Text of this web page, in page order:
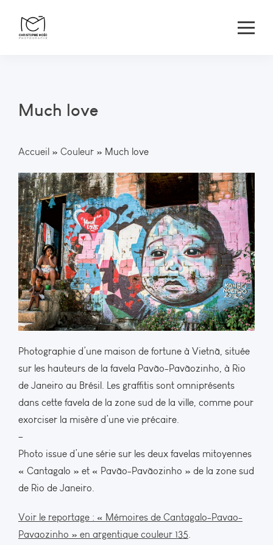
Much love
Accueil » Couleur » Much love
Photographie d’une maison de fortune à Vietnã, située
sur les hauteurs de la favela Pavão-Pavãozinho, à Rio
de Janeiro au Brésil. Les graffitis sont omniprésents
dans cette favela de la zone sud de la ville, comme pour
exorciser la misère d’une vie précaire.
–
Photo issue d’une série sur les deux favelas mitoyennes
« Cantagalo » et « Pavão-Pavãozinho » de la zone sud
de Rio de Janeiro.
Voir le reportage : « Mémoires de Cantagalo-Pavao-
Pavaozinho » en argentique couleur 135